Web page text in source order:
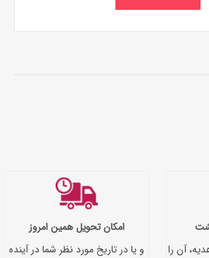
آن را
امکان تحویل همین امروز
و یا در تاریخ مورد نظر شما در آینده